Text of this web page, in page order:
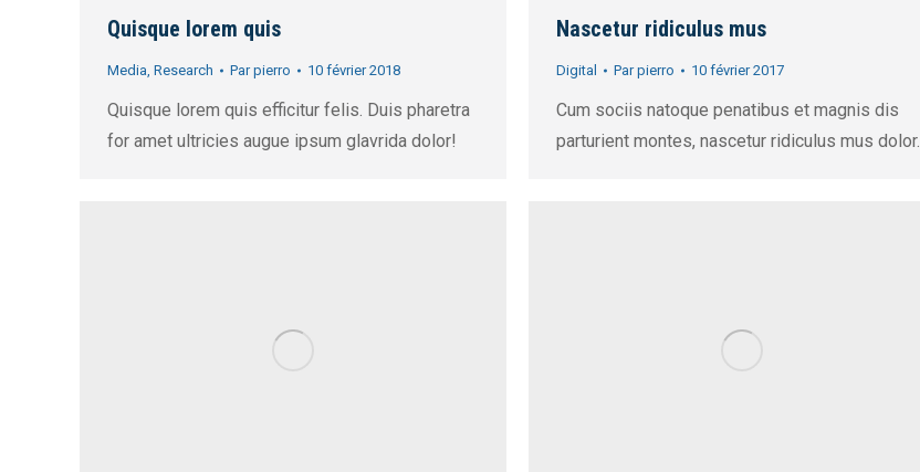
Quisque lorem quis
Media, Research Parpierro 10 février 2018
Quisque lorem quis efficitur felis. Duis pharetra
for amet ultricies augue ipsum glavrida dolor!
Nascetur ridiculus mus
Digital Parpierro 10 février 2017
Cum sociis natoque penatibus et magnis dis
parturient montes, nascetur ridiculus mus dolor.